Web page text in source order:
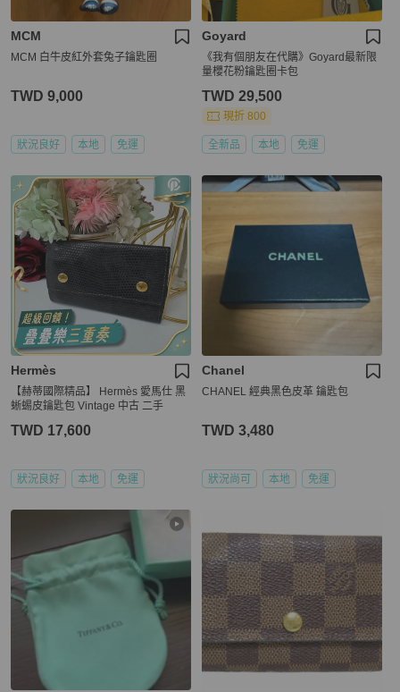
MCM
MCM 白牛皮紅外套兔子鑰匙圈
TWD 9,000
狀況良好 本地 免運
Goyard
《我有個朋友在代購》Goyard最新限
量櫻花粉鑰匙圈卡包
TWD 29,500
現折 800
全新品 本地 免運
Hermès
【赫蒂國際精品】 Hermès 愛馬仕 黑
蜥蜴皮鑰匙包 Vintage 中古 二手
TWD 17,600
狀況良好 本地 免運
Chanel
CHANEL 經典黑色皮革 鑰匙包
TWD 3,480
狀況尚可 本地 免運